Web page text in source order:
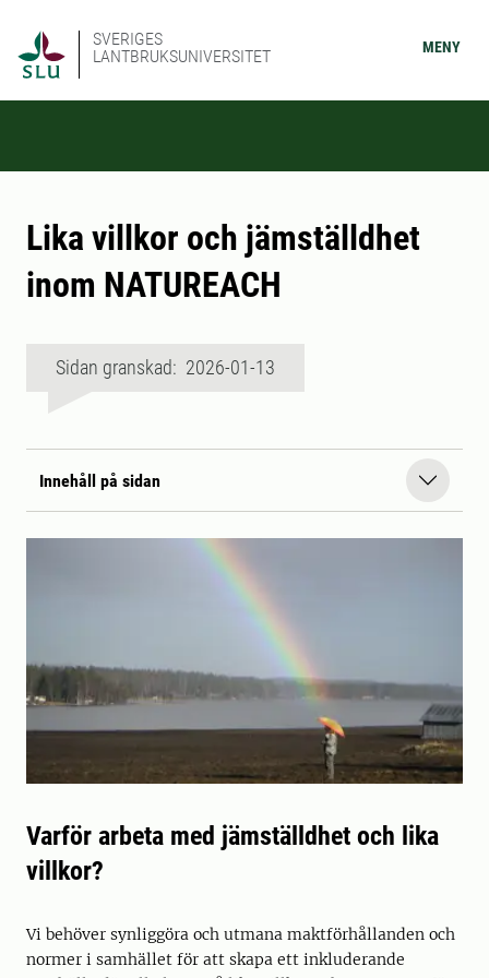
SVERIGES
LANTBRUKSUNIVERSITET
MENY
Lika villkor och jämställdhet
inom NATUREACH
Sidan granskad: 2026-01-13
Innehåll på sidan
Varför arbeta med jämställdhet och lika
villkor?
Vi behöver synliggöra och utmana maktförhållanden och
normer i samhället för att skapa ett inkluderande